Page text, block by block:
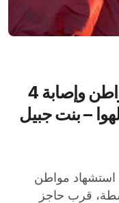
الجيش اللبناني: استشهاد مواطن وإصابة 4
– بنت جبيل
قرب حاجز